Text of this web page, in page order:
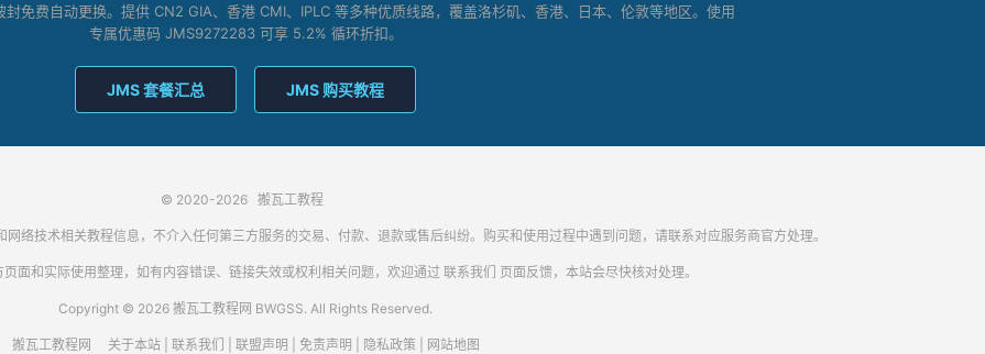
免费自动更换。提供 CN2 GIA、香港 CMI、IPLC 等多种优质线路，覆盖洛杉矶、香港、日本、伦敦等地区。使用
专属优惠码 JMS9272283 可享 5.2% 循环折扣。
JMS 套餐汇总 JMS 购买教程
© 2020-2026 搬瓦工教程
络技术相关教程信息，不介入任何第三方服务的交易、付款、退款或售后纠纷。购买和使用过程中遇到问题，请联系对应服务商官方处理。
面和实际使用整理，如有内容错误、链接失效或权利相关问题，欢迎通过 联系我们 页面反馈，本站会尽快核对处理。
Copyright © 2026 搬瓦工教程网 BWGSS. All Rights Reserved.
搬瓦工教程网 关于本站| 联系我们 联盟声明 免责声明 隐私政策 网站地图